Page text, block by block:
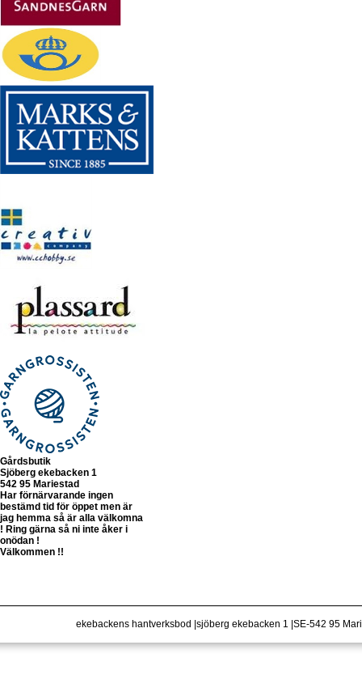
Gårdsbutik
Sjöberg ekebacken 1
542 95 Mariestad
Har förnärvarande ingen
bestämd tid för öppet men är
jag hemma så är alla välkomna
! Ring gärna så ni inte åker i
onödan !
Välkommen !!
ekebackens hantverksbod |sjöberg ekebacken 1 |SE-542 95